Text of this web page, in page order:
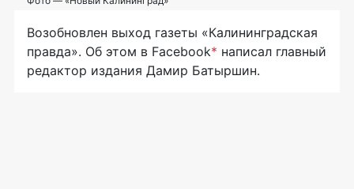
Возобновлен выход газеты «Калининградская
правда». Об этом в Facebook* написал главный
редактор издания Дамир Батыршин.